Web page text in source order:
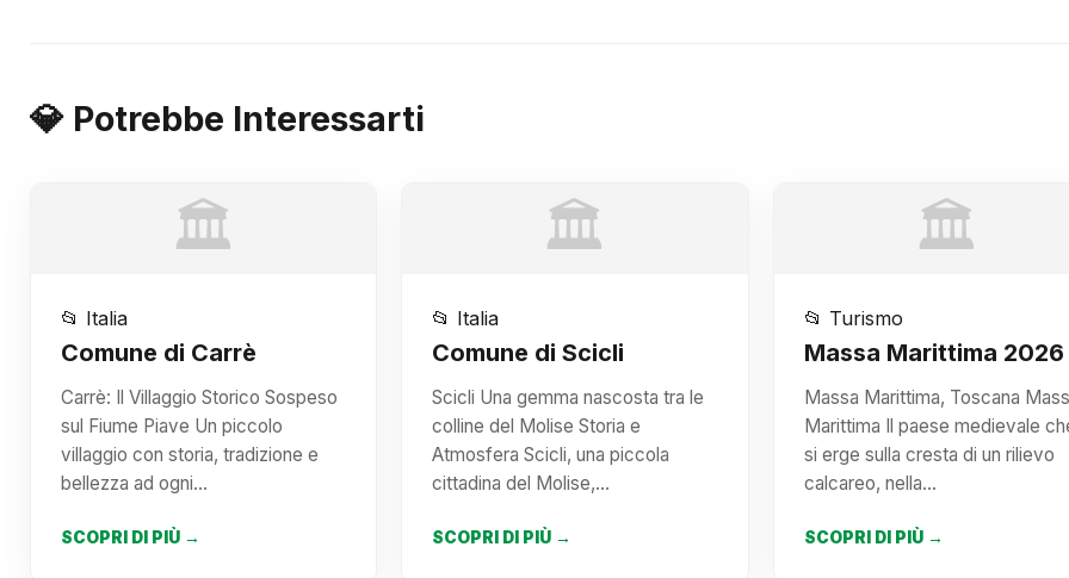
💎 Potrebbe Interessarti
🏛️
📂 Italia
Comune di Carrè
Carrè: Il Villaggio Storico Sospeso
sul Fiume Piave Un piccolo
villaggio con storia, tradizione e
bellezza ad ogni…
SCOPRI DI PIÙ →
🏛️
📂 Italia
Comune di Scicli
Scicli Una gemma nascosta tra le
colline del Molise Storia e
Atmosfera Scicli, una piccola
cittadina del Molise,…
SCOPRI DI PIÙ →
🏛️
📂 Turismo
Massa Marittima 2026
Massa Marittima, Toscana
Marittima Il paese medievale
si erge sulla cresta di un rilievo
calcareo, nella…
SCOPRI DI PIÙ →